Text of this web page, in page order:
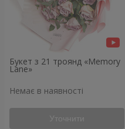
Букет з 21 троянд «Memory
Lane»
Немає в наявності
Уточнити